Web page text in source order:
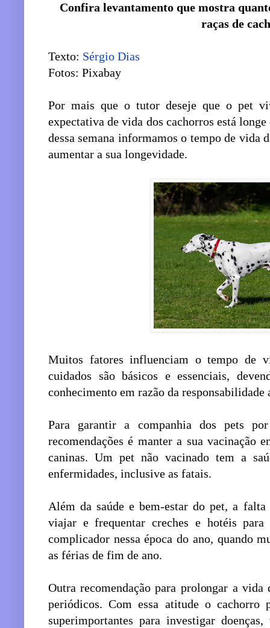
Confira levantamento que mostra
raças de
Texto: Sérgio Dias
Fotos: Pixabay
Por mais que o tutor deseje que o pet
expectativa de vida dos cachorros está
dessa semana informamos o tempo de vida
aumentar a sua longevidade.
Muitos fatores influenciam o tempo de
cuidados são básicos e essenciais,
conhecimento em razão da
Para garantir a companhia dos pets
recomendações é manter a sua vacinação
caninas. Um pet não vacinado tem a
enfermidades, inclusive as fatais.
Além da saúde e bem-estar do pet, a falta
viajar e frequentar creches e hotéis
complicador nessa época do ano, quando
as férias de fim de ano.
Outra recomendação para prolongar a
periódicos. Com essa atitude o cachorro
superimportantes para investigar